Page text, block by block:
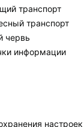
транспорт
транспорт
червь
информации